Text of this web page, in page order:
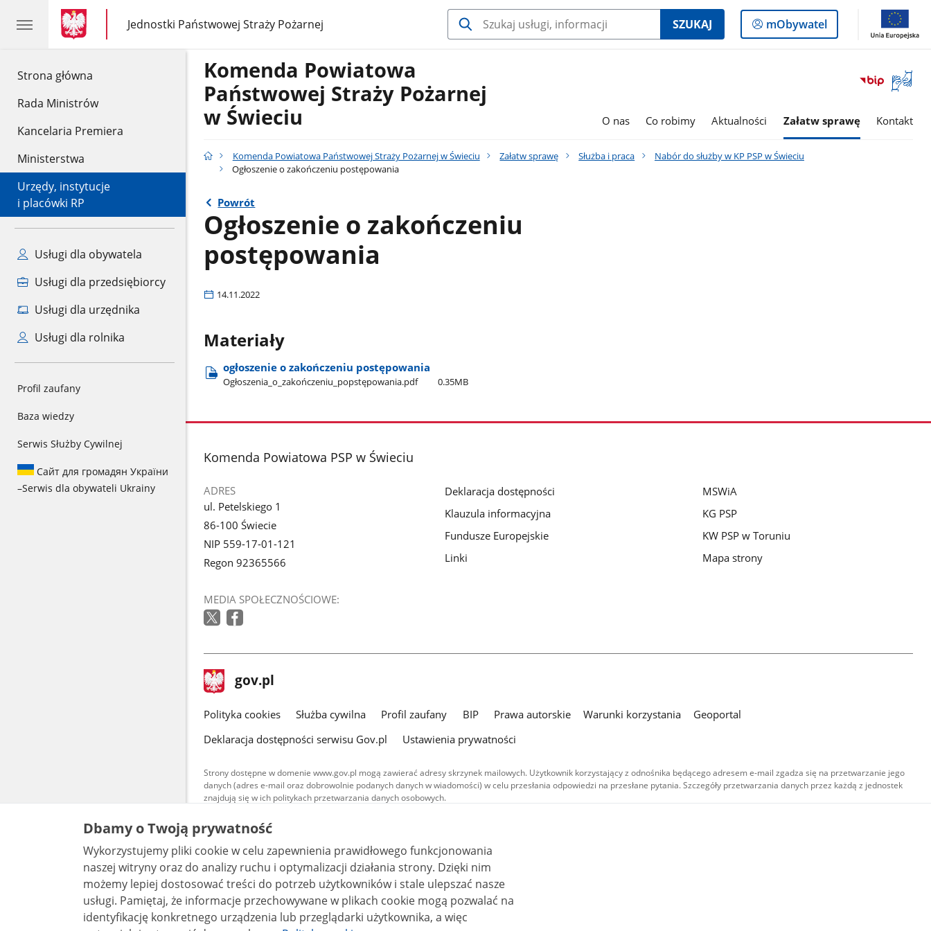
Strona główna
Rada Ministrów
Kancelaria Premiera
Ministerstwa
Urzędy, instytucje
i placówki RP
Usługi dla obywatela
Usługi dla przedsiębiorcy
Usługi dla urzędnika
Usługi dla rolnika
Profil zaufany
Baza wiedzy
Serwis Służby Cywilnej
Сайт для громадян України
–Serwis dla obywateli Ukrainy
gov.pl
gov.pl
Jednostki Państwowej Straży Pożarnej
gov.pl
Jednostki
Państwowej
SZUKAJ
Logowanie
do
mObywatel
Otwórz
okno
Komenda Powiatowa
Państwowej Straży Pożarnej
w Świeciu
O nas Co robimy Aktualności Załatw sprawę Kontakt
Komenda Powiatowa Państwowej Straży Pożarnej w Świeciu Załatw sprawę Służba i praca
Nabór do służby w KP PSP w Świeciu
Ogłoszenie o zakończeniu postępowania
Powrót
Ogłoszenie o zakończeniu
postępowania
14.11.2022
Materiały
ogłoszenie o zakończeniu postępowania
Ogłoszenia​_o​_zakończeniu​_popstępowania.pdf 0.35MB
stopka
Komenda Powiatowa PSP w Świeciu
ADRES
ul. Petelskiego 1
86-100 Świecie
NIP 559-17-01-121
Regon 92365566
MEDIA SPOŁECZNOŚCIOWE:
Deklaracja dostępności
Klauzula informacyjna
Fundusze Europejskie
Linki
MSWiA
KG PSP
KW PSP w Toruniu
Mapa strony
stopka
gov.pl Strona
gov.pl
gov.pl
Polityka cookies Służba cywilna Profil zaufany BIP Prawa autorskie Warunki korzystania
Geoportal
Deklaracja dostępności serwisu Gov.pl
Ustawienia prywatności
Strony dostępne w domenie www.gov.pl mogą zawierać adresy skrzynek mailowych. Użytkownik korzystający z odnośnika będącego adresem e-mail zgadza się na przetwarzanie jego
danych (adres e-mail oraz dobrowolnie podanych danych w wiadomości) w celu przesłania odpowiedzi na przesłane pytania. Szczegóły przetwarzania danych przez każdą z jednostek
znajdują się w ich politykach przetwarzania danych osobowych.
Treści tekstowe publikowane w serwisie (z wyłączeniem treści audiowizualnych), są
udostępniane na licencji typu Creative Commons: uznanie autorstwa - na tych samych
warunkach 4.0 (CC BY-SA 4.0). Materiały audiowizualne, w tym zdjęcia, materiały audio i wideo,
są udostępniane na licencji typu Creative Commons: uznanie autorstwa użycie niekomercyjne -
bez utworów zależnych 4.0 (CC BY-NC-ND 4.0), o ile nie jest to stwierdzone inaczej.
Dbamy o Twoją prywatność
Wykorzystujemy pliki cookie w celu zapewnienia prawidłowego funkcjonowania
naszej witryny oraz do analizy ruchu i optymalizacji działania strony. Dzięki nim
możemy lepiej dostosować treści do potrzeb użytkowników i stale ulepszać nasze
usługi. Pamiętaj, że informacje przechowywane w plikach cookie mogą pozwalać na
identyfikację konkretnego urządzenia lub przeglądarki użytkownika, a więc